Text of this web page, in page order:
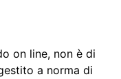
on line, non è di
a norma di